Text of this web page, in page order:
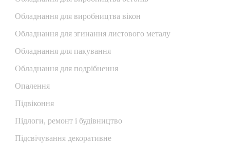
Обладнання для виробництва вікон
Обладнання для згинання листового металу
Обладнання для пакування
Обладнання для подрібнення
Опалення
Підвіконня
Підлоги, ремонт і будівництво
Підсвічування декоративне